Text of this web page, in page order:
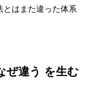
とはまた違った体系
ぜ違う を生む